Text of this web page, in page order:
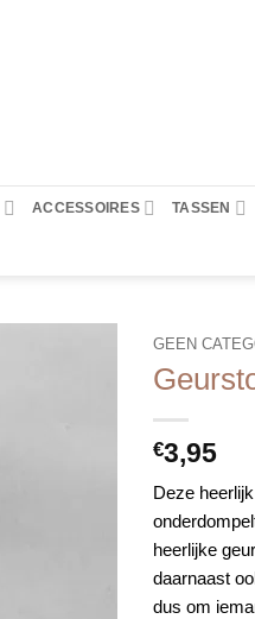
ACCESSOIRES TASSEN
GEEN
€3,95
Deze
heerlijke
daarnaast
dus om